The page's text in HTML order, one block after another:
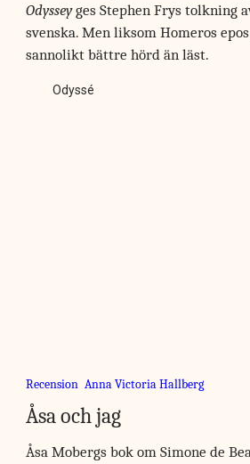
Odysseyges Stephen Frys tolkning
svenska. Men liksom Homeros
sannolikt bättre hörd än läst.
Odyssé
Recension Anna Victoria Hallberg
Åsa och jag
Åsa Mobergs bok om Simone de